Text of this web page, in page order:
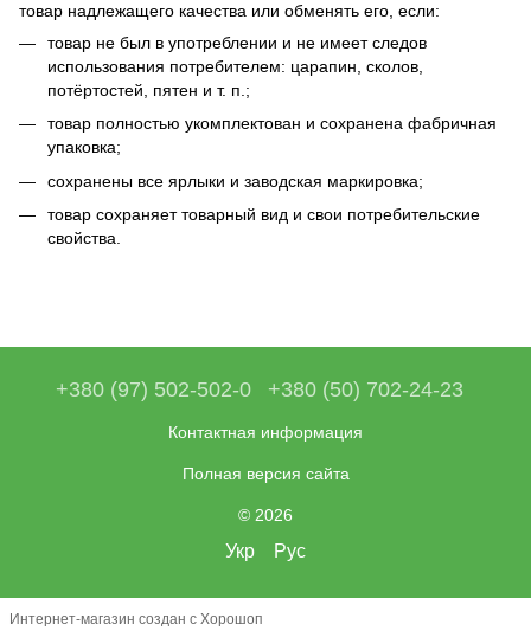
товар надлежащего качества или обменять его, если:
товар не был в употреблении и не имеет следов
использования потребителем: царапин, сколов,
потёртостей, пятен и т. п.;
товар полностью укомплектован и сохранена фабричная
упаковка;
сохранены все ярлыки и заводская маркировка;
товар сохраняет товарный вид и свои потребительские
свойства.
+380 (97) 502-502-0 +380 (50) 702-24-23
Контактная информация
Полная версия сайта
© 2026
Укр Рус
Интернет-магазин создан с Хорошоп